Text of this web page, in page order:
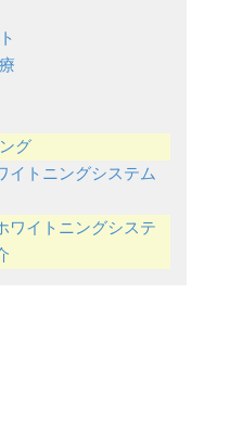
グ
イトニングシステム
ワイトニングシステ